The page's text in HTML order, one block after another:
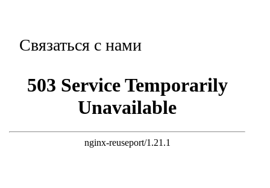
Связаться с нами